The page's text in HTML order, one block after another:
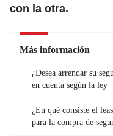
con la otra.
Más información
¿Desea arrendar su
en cuenta según la ley
¿En qué consiste el
para la compra de